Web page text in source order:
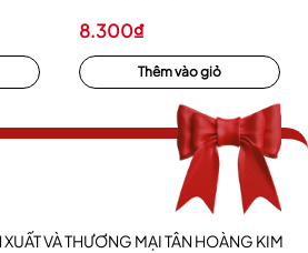
8.300₫
Thêm vào giỏ
VÀ THƯƠNG MẠI TÂN HOÀNG KIM